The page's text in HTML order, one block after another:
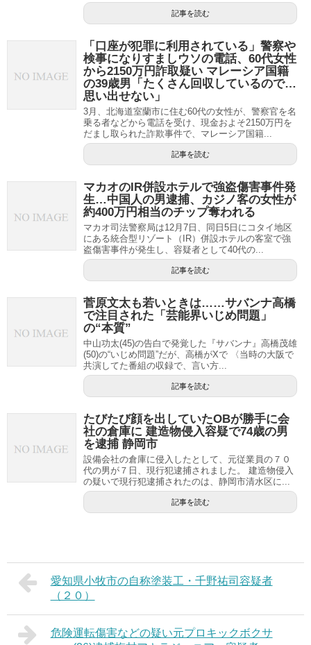
記事を読む
「口座が犯罪に利用されている」警察や
検事になりすましウソの電話、60代女性
から2150万円詐取疑い マレーシア国籍
の39歳男「たくさん回収しているので…
思い出せない」
3月、北海道室蘭市に住む60代の女性が、警察官を名
乗る者などから電話を受け、現金およそ2150万円を
だまし取られた詐欺事件で、マレーシア国籍...
記事を読む
マカオのIR併設ホテルで強盗傷害事件発
生…中国人の男逮捕、カジノ客の女性が
約400万円相当のチップ奪われる
マカオ司法警察局は12月7日、同日5日にコタイ地区
にある統合型リゾート（IR）併設ホテルの客室で強
盗傷害事件が発生し、容疑者として40代の...
記事を読む
菅原文太も若いときは……サバンナ高橋
で注目された「芸能界いじめ問題」
の“本質”
中山功太(45)の告白で発覚した『サバンナ』高橋茂雄
(50)の“いじめ問題”だが、高橋がXで 〈当時の大阪で
共演してた番組の収録で、言い方...
記事を読む
たびたび顔を出していたOBが勝手に会
社の倉庫に 建造物侵入容疑で74歳の男
を逮捕 静岡市
設備会社の倉庫に侵入したとして、元従業員の７０
代の男が７日、現行犯逮捕されました。 建造物侵入
の疑いで現行犯逮捕されたのは、静岡市清水区に...
記事を読む
愛知県小牧市の自称塗装工・千野祐司容疑者
（２０）
危険運転傷害などの疑い元プロキックボクサ